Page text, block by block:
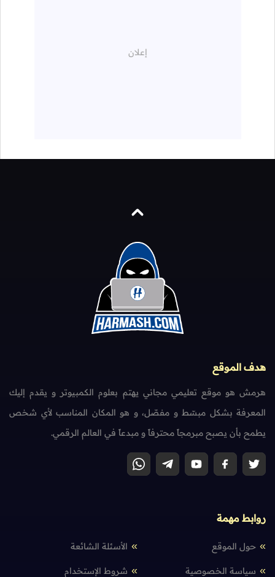
هدف الموقع
هرمش هو موقع تعليمي مجاني يهتم بعلوم الكمبيوتر و يقدم إليك
المعرفة بشكل مبسّط و مفصّل، و هو المكان المناسب لأي شخص
يطمح بأن يصبح مبرمجاً محترفاً و مبدعاً في العالم الرقمي.
روابط مهمة
حول الموقع الأسئلة الشائعة
سياسة الخصوصية شروط الإستخدام